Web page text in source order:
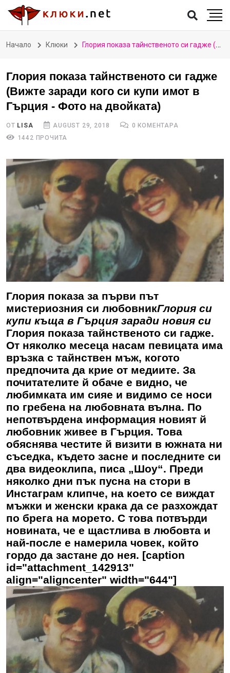
Начало Клюки Глория показа тайнственото си гадже (Вижте заради кого си купи имот в Гърция - Фото на двойката)
Глория показа тайнственото си гадже
(Вижте заради кого си купи имот в
Гърция - Фото на двойката)
ОТ LISA AUGUST 29, 2018
0 КОМЕНТАРА
1442 ПРОЧИТА
Глория показа за първи път
мистериозния си любовникГлория си
купи къща в Гърция заради новия си
Глория показа тайнственото си гадже.
От няколко месеца насам певицата има
връзка с тайнствен мъж, когото
предпочита да крие от медиите. За
почитателите й обаче е видно, че
любимката им сияе и видимо се носи
по гребена на любовната вълна. По
непотвърдена информация новият й
любовник живее в Гърция. Това
обяснява честите й визити в южната ни
съседка, където засне и последните си
два видеоклипа, писа „Шоу“. Преди
няколко дни пък пусна на стори в
Инстаграм клипче, на което се виждат
мъжки и женски крака да се разхождат
по брега на морето. С това потвърди
новината, че е щастлива в любовта и
най-после е намерила човек, който
гордо да застане до нея. [caption
id="attachment_142913"
align="aligncenter" width="644"]